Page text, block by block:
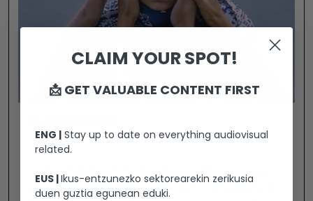
In the middle of the Karakoram Mountains in
Pakistan, Aniqa Bano gives birth to a deaf girl,
CLAIM YOUR SPOT!
📩 GET VALUABLE CONTENT FIRST
ENG | Stay up to date on everything audiovisual
related.
EUS |Ikus-entzunezko sektorearekin zerikusia
duen guztia egunean eduki.